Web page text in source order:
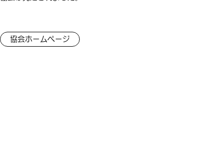
協会ホームページ